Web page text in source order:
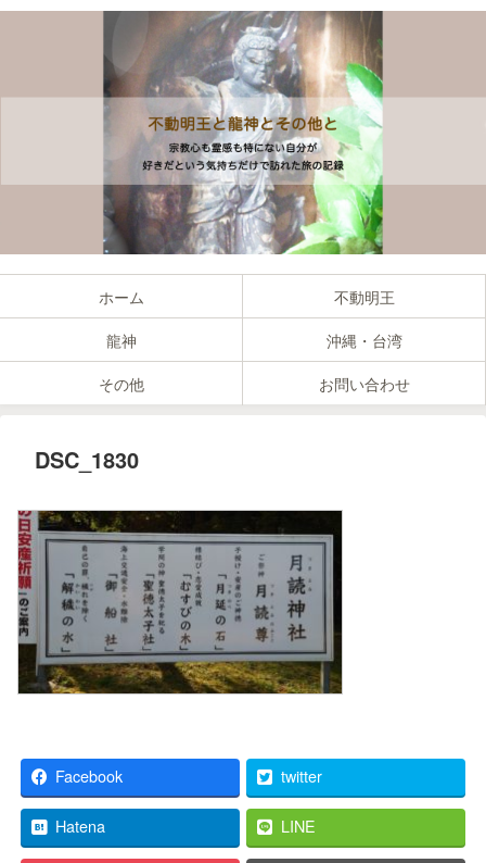
ホーム
不動明王
龍神
沖縄・台湾
その他
お問い合わせ
DSC_1830
Facebook twitter
Hatena LINE